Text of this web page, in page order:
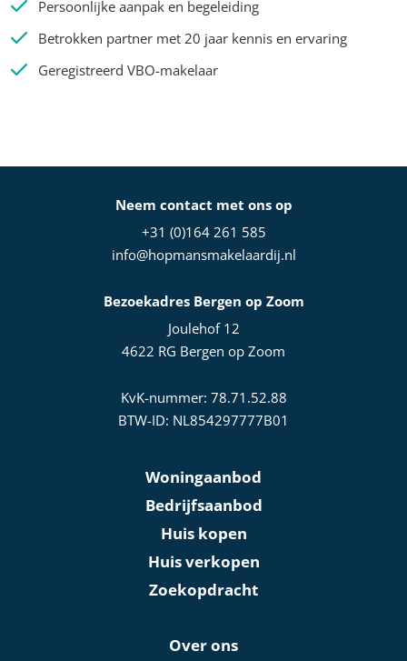
Persoonlijke aanpak en begeleiding
Betrokken partner met 20 jaar kennis en ervaring
Geregistreerd VBO-makelaar
Neem contact met ons op
+31 (0)164 261 585
info@hopmansmakelaardij.nl
Bezoekadres Bergen op Zoom
Joulehof 12
4622 RG Bergen op Zoom
KvK-nummer: 78.71.52.88
BTW-ID: NL854297777B01
Woningaanbod
Bedrijfsaanbod
Huis kopen
Huis verkopen
Zoekopdracht
Over ons